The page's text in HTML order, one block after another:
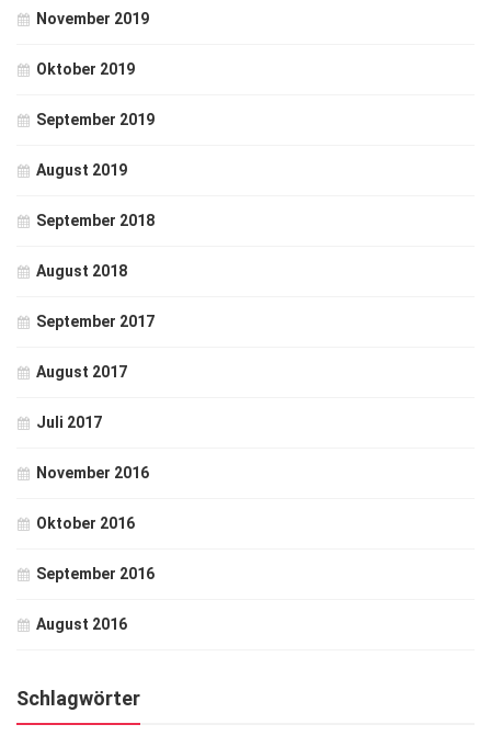
November 2019
Oktober 2019
September 2019
August 2019
September 2018
August 2018
September 2017
August 2017
Juli 2017
November 2016
Oktober 2016
September 2016
August 2016
Schlagwörter